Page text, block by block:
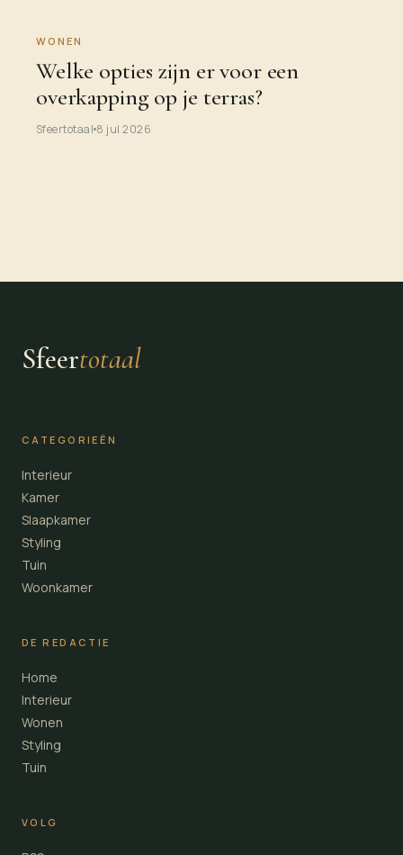
WONEN
Welke opties zijn er voor een
overkapping op je terras?
Sfeertotaal 8 jul 2026
Sfeertotaal
CATEGORIEËN
Interieur
Kamer
Slaapkamer
Styling
Tuin
Woonkamer
DE REDACTIE
Home
Interieur
Wonen
Styling
Tuin
VOLG